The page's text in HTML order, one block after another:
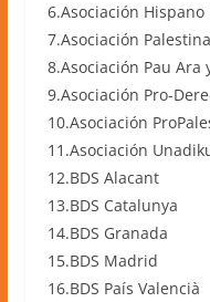
6.Asociación
7.Asociación
8.Asociación Pau Ara
9.Asociación Pro-
10.Asociación
11.Asociación
12.BDS Alacant
13.BDS Catalunya
14.BDS Granada
15.BDS Madrid
16.BDS País Valencià